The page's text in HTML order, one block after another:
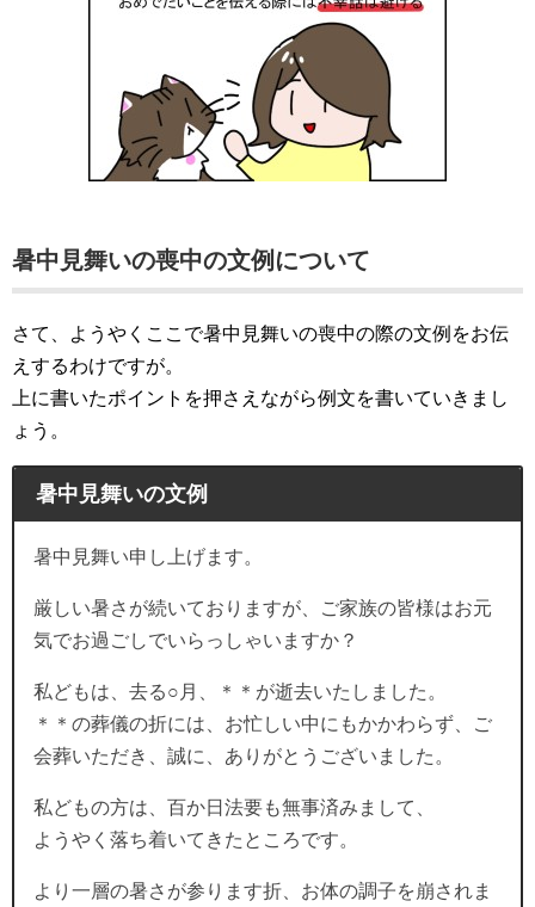
暑中見舞いの喪中の文例について
さて、ようやくここで暑中見舞いの喪中の際の文例をお伝
えするわけですが。
上に書いたポイントを押さえながら例文を書いていきまし
ょう。
暑中見舞いの文例
暑中見舞い申し上げます。
厳しい暑さが続いておりますが、ご家族の皆様はお元
気でお過ごしでいらっしゃいますか？
私どもは、去る○月、＊＊が逝去いたしました。
＊＊の葬儀の折には、お忙しい中にもかかわらず、ご
会葬いただき、誠に、ありがとうございました。
私どもの方は、百か日法要も無事済みまして、
ようやく落ち着いてきたところです。
より一層の暑さが参ります折、お体の調子を崩されま